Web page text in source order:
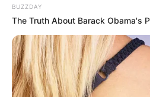
BUZZDAY
The Truth About Barack Obama's